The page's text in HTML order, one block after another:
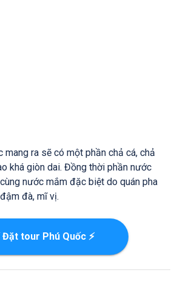
mang ra sẽ có một phần chả cá, chả
khá giòn dai. Đồng thời phần nước
nước mắm đặc biệt do quán pha
đà, mĩ vị.
Đặt tour Phú Quốc ⚡